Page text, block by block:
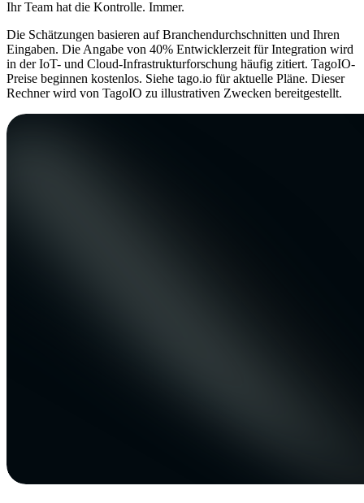
Ihr Team hat die Kontrolle. Immer.
Die Schätzungen basieren auf Branchendurchschnitten und Ihren
Eingaben. Die Angabe von 40% Entwicklerzeit für Integration wird
in der IoT- und Cloud-Infrastrukturforschung häufig zitiert. TagoIO-
Preise beginnen kostenlos. Siehe tago.io für aktuelle Pläne. Dieser
Rechner wird von TagoIO zu illustrativen Zwecken bereitgestellt.